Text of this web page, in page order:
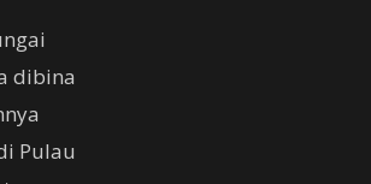
dibina
Pulau